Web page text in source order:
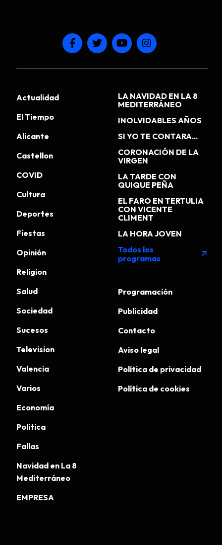
Actualidad
El Tiempo
Alicante
Castellon
COVID
Cultura
Deportes
Fiestas
Opinión
Religion
Salud
Sociedad
Sucesos
Television
Valencia
Varios
Economía
Politica
Fallas
Navidad en La 8
Mediterráneo
EMPRESA
LA NAVIDAD EN LA 8
MEDITERRÁNEO
INOLVIDABLES AÑOS
SI YO TE CONTARA...
CORONACIÓN DE LA
VIRGEN
LA TARDE CON
QUIQUE PEÑA
EL FARO EN TERTULIA
CON VICENTE
CLIMENT
LA HORA JOVEN
Todos los
programas
arrow_outward
Programación
Publicidad
Contacto
Aviso legal
Política de privacidad
Política de cookies